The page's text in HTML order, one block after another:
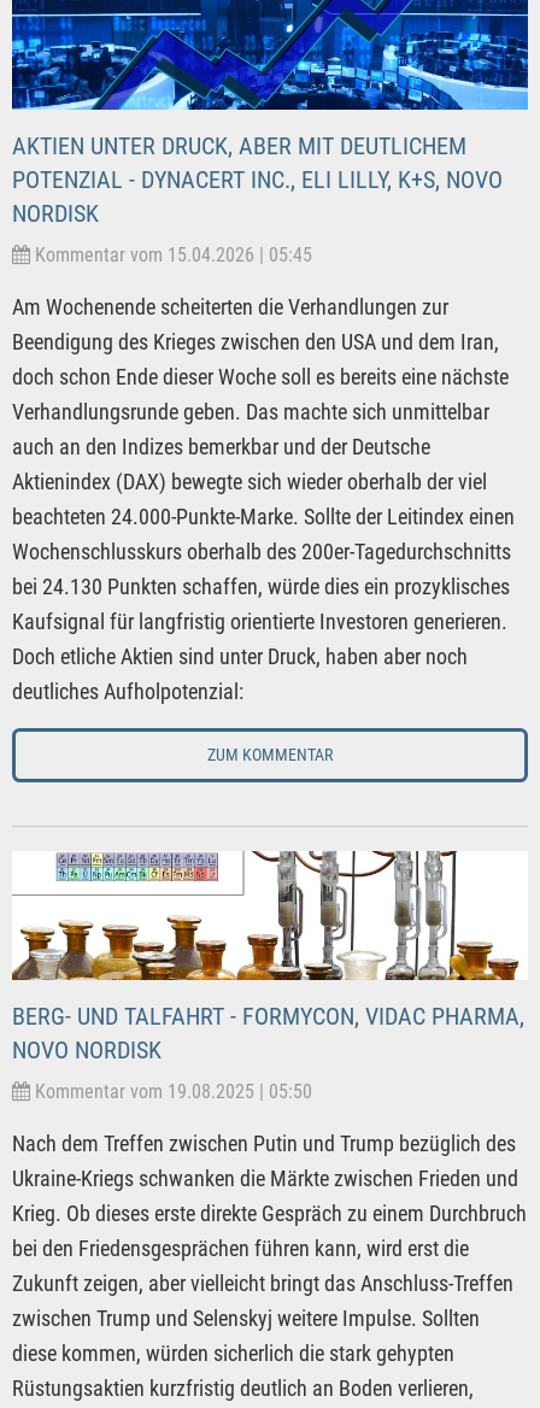
AKTIEN UNTER DRUCK, ABER MIT DEUTLICHEM
POTENZIAL - DYNACERT INC., ELI LILLY, K+S, NOVO
NORDISK
Kommentar vom 15.04.2026 | 05:45
Am Wochenende scheiterten die Verhandlungen zur
Beendigung des Krieges zwischen den USA und dem Iran,
doch schon Ende dieser Woche soll es bereits eine nächste
Verhandlungsrunde geben. Das machte sich unmittelbar
auch an den Indizes bemerkbar und der Deutsche
Aktienindex (DAX) bewegte sich wieder oberhalb der viel
beachteten 24.000-Punkte-Marke. Sollte der Leitindex einen
Wochenschlusskurs oberhalb des 200er-Tagedurchschnitts
bei 24.130 Punkten schaffen, würde dies ein prozyklisches
Kaufsignal für langfristig orientierte Investoren generieren.
Doch etliche Aktien sind unter Druck, haben aber noch
deutliches Aufholpotenzial:
ZUM KOMMENTAR
BERG- UND TALFAHRT - FORMYCON, VIDAC PHARMA,
NOVO NORDISK
Kommentar vom 19.08.2025 | 05:50
Nach dem Treffen zwischen Putin und Trump bezüglich des
Ukraine-Kriegs schwanken die Märkte zwischen Frieden und
Krieg. Ob dieses erste direkte Gespräch zu einem Durchbruch
bei den Friedensgesprächen führen kann, wird erst die
Zukunft zeigen, aber vielleicht bringt das Anschluss-Treffen
zwischen Trump und Selenskyj weitere Impulse. Sollten
diese kommen, würden sicherlich die stark gehypten
Rüstungsaktien kurzfristig deutlich an Boden verlieren,